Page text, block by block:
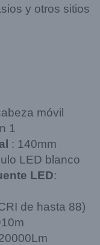
y otros sitios
móvil
1
: 140mm
LED blanco
LED:
de hasta 88)